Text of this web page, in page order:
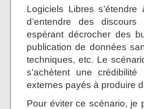
Logiciels Libres
d’entendre des
espérant décrocher des
publication de données
techniques, etc. Le
s’achètent une
externes payés à produire
Pour éviter ce scénario, je